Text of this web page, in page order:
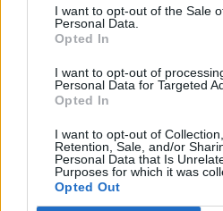
I want to opt-out of the Sale
Personal Data.
Opted In
I want to opt-out of
Personal Data for Targeted
Opted In
I want to opt-out of
Retention, Sale, and/or
Personal Data that Is
Purposes for which it was
Opted Out
6 février 2025
Laisser un commentaire
Votre adresse e-mail ne sera pas
obligatoires sont indiqués avec*